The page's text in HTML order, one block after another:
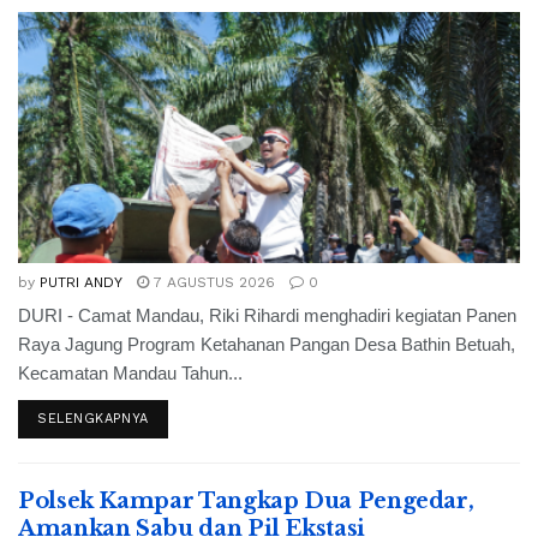
by PUTRI ANDY 7 AGUSTUS 2026 0
DURI - Camat Mandau, Riki Rihardi menghadiri kegiatan Panen
Raya Jagung Program Ketahanan Pangan Desa Bathin Betuah,
Kecamatan Mandau Tahun...
SELENGKAPNYA
Polsek Kampar Tangkap Dua Pengedar,
Amankan Sabu dan Pil Ekstasi